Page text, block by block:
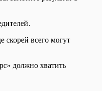
скорей всего могут
должно хватить